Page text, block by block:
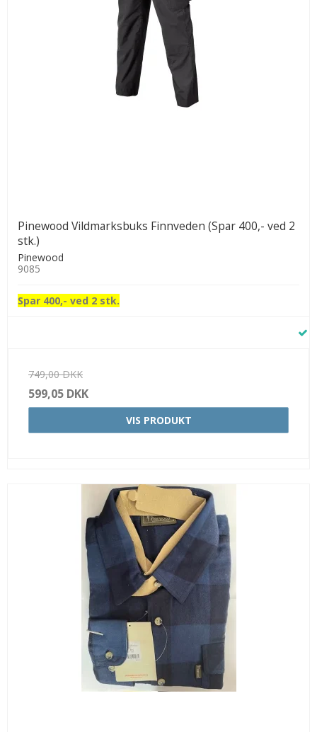
Pinewood Vildmarksbuks Finnveden (Spar 400,- ved 2
stk.)
Pinewood
9085
Spar 400,- ved 2 stk.
749,00 DKK
599,05 DKK
VIS PRODUKT